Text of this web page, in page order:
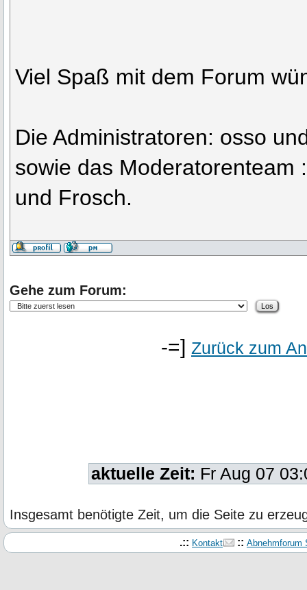
Viel Spaß mit dem Forum
Die Administratoren: osso
sowie das Moderatorenteam
und Frosch.
Gehe zum Forum:
-=] Zurück zum
aktuelle Zeit: Fr Aug 07
Insgesamt benötigte Zeit, um die Seite zu
.:: Kontakt :: Abnehmforum